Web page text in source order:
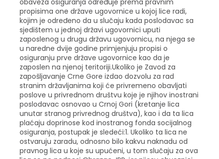
obaveza osiguranja određuje prema pravnim
propisima one države ugovornice u kojoj lice radi,
kojim je određeno da u slučaju kada poslodavac sa
sjedištem u jednoj državi ugovornici uputi
zaposlenog u drugu državu ugovornicu, na njega se
u naredne dvije godine primjenjuju propisi o
osiguranju prve države ugovornice kao da je
zaposlen na njenoj teritoriji.Ukoliko je Zavod za
zapošljavanje Crne Gore izdao dozvolu za rad
stranim državljanima koji će privremeno obavljati
poslove u privrednom društvu koje je njihov inostrani
poslodavac osnovao u Crnoj Gori (kretanje lica
unutar stranog privrednog društva), kao i da ta lica
plaćaju doprinose kod inostranog fonda socijalnog
osiguranja, postupak je sledeći:1. Ukoliko ta lica ne
ostvaruju zaradu, odnosno bilo kakvu naknadu od
pravnog lica u koje su upućeni, u tom slučaju za ova